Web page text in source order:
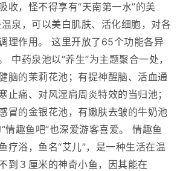
收，怪不得享有“天南第一水”的美
泉，可以美白肌肤、活化细胞，对各
理作用。 这里开放了65个功能各异
中药泉池以“养生”为主题聚合一处，
脑的茉莉花池；有提神醒脑、活血通
止痛、对风湿肩周炎特效的当归池；
冒的金银花池，有嫩肤去皱的牛奶池
情趣鱼吧”也深爱游客喜爱。 情趣鱼
疗浴，鱼名“艾儿”，是一种生活在温
到３厘米的神奇小鱼，因其能在